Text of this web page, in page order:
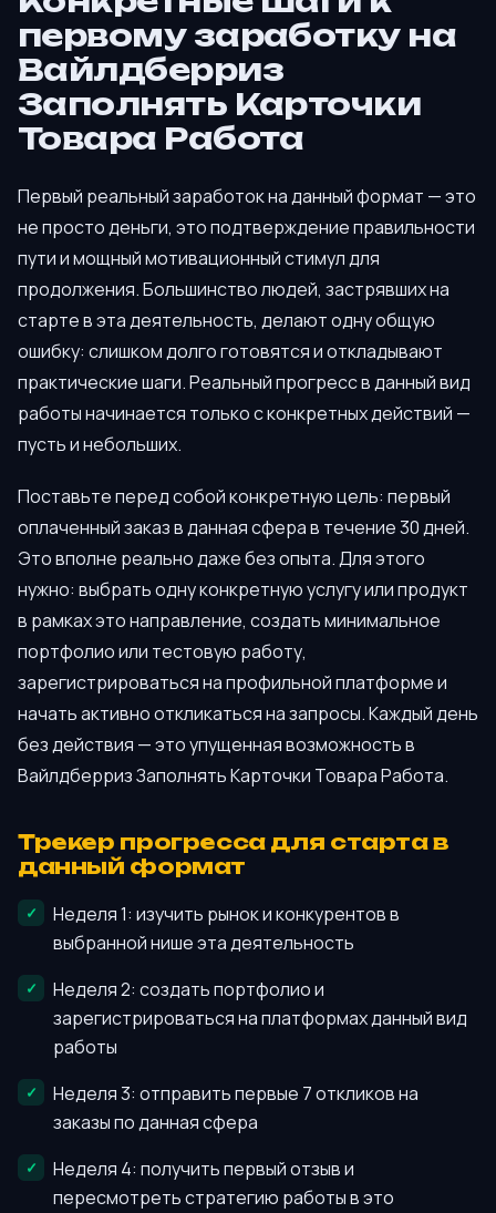
первому заработку на
Вайлдберриз
Заполнять Карточки
Товара Работа
Первый реальный заработок на данный формат — это
не просто деньги, это подтверждение правильности
пути и мощный мотивационный стимул для
продолжения. Большинство людей, застрявших на
старте в эта деятельность, делают одну общую
ошибку: слишком долго готовятся и откладывают
практические шаги. Реальный прогресс в данный вид
работы начинается только с конкретных действий —
пусть и небольших.
Поставьте перед собой конкретную цель: первый
оплаченный заказ в данная сфера в течение 30 дней.
Это вполне реально даже без опыта. Для этого
нужно: выбрать одну конкретную услугу или продукт
в рамках это направление, создать минимальное
портфолио или тестовую работу,
зарегистрироваться на профильной платформе и
начать активно откликаться на запросы. Каждый день
без действия — это упущенная возможность в
Вайлдберриз Заполнять Карточки Товара Работа.
Трекер прогресса для старта в
данный формат
Неделя 1: изучить рынок и конкурентов в
выбранной нише эта деятельность
Неделя 2: создать портфолио и
зарегистрироваться на платформах данный вид
работы
Неделя 3: отправить первые 7 откликов на
заказы по данная сфера
Неделя 4: получить первый отзыв и
пересмотреть стратегию работы в это